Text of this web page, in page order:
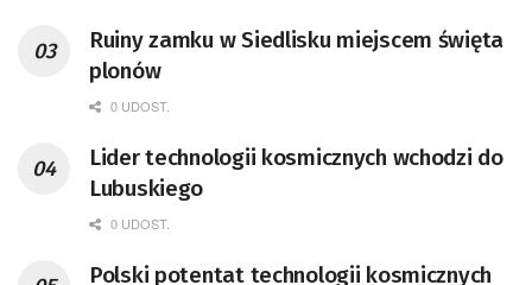
doktor habilitowany nauk fizycznych,
koordynator Rady Sektorowej ds.
Kompetencji Przemysłu Lotniczo-
Badań Kosmicznych i Satelitarnych PAN.
Ruiny zamku w Siedlisku miejscem święta
plonów
0 UDOST.
Lider technologii kosmicznych wchodzi do
Lubuskiego
0 UDOST.
Polski potentat technologii kosmicznych